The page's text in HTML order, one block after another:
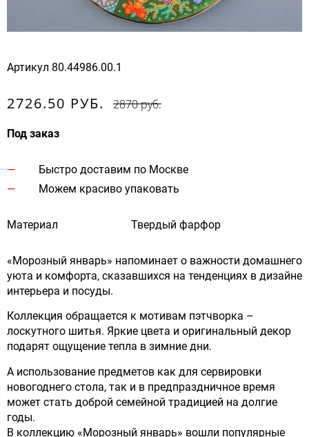
Артикул 80.44986.00.1
2726.50 РУБ. 2870 руб.
Под заказ
Быстро доставим по Москве
Можем красиво упаковать
Материал Твердый фарфор
«Морозный январь» напоминает о важности домашнего
уюта и комфорта, сказавшихся на тенденциях в дизайне
интерьера и посуды.
Коллекция обращается к мотивам пэтчворка –
лоскутного шитья. Яркие цвета и оригинальный декор
подарят ощущение тепла в зимние дни.
А использование предметов как для сервировки
новогоднего стола, так и в предпраздничное время
может стать доброй семейной традицией на долгие
годы.
В коллекцию «Морозный январь» вошли популярные